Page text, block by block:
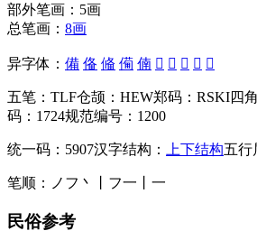
部外笔画： 5画
总笔画： 8画
异字体： 備 俻 偹 僃 㑲 𠃰 𠈍 𤖤 𤰇 𦯞
五笔： TLF仓颉： HEW郑码： RSKI四
码： 1724规范编号： 1200
统一码： 5907汉字结构： 上下结构五行
笔顺： ノフ丶丨フ一丨一
民俗参考